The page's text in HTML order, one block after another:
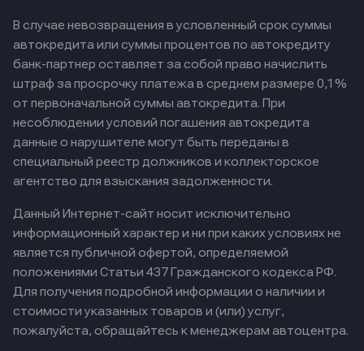
В случае невозвращения в условленный срок суммы
автокредита или суммы процентов по автокредиту
банк-партнер оставляет за собой право начислить
штраф за просрочку платежа в среднем размере 0,1%
от первоначальной суммы автокредита. При
несоблюдении условий погашения автокредита
данные о нарушителе могут быть переданы в
специальный реестр должников и коллекторское
агентство для взыскания задолженности.
Данный Интернет-сайт носит исключительно
информационный характер и ни при каких условиях не
является публичной офертой, определяемой
положениями Статьи 437 Гражданского кодекса РФ.
Для получения подробной информации о наличии и
стоимости указанных товаров и (или) услуг,
пожалуйста, обращайтесь к менеджерам автоцентра.